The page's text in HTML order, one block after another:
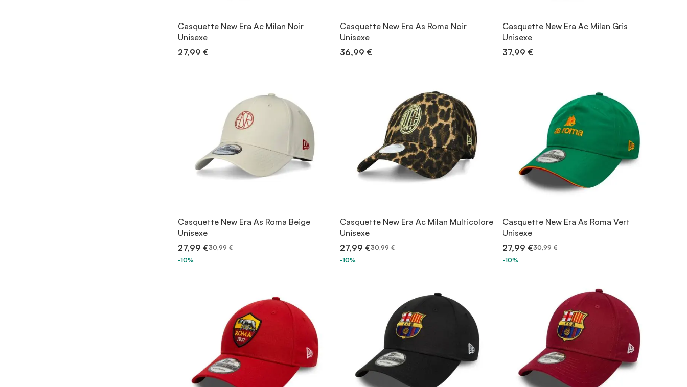
Casquette New Era Ac Milan Noir
Unisexe
27,99 €
Casquette New Era As Roma Noir
Unisexe
36,99 €
Casquette New Era Ac Milan Gris
Unisexe
37,99 €
Casquette New Era As Roma Beige
Unisexe
27,99 €30,99 €
-10%
Casquette New Era Ac Milan Multicolore
Unisexe
27,99 €30,99 €
-10%
Casquette New Era As Roma Vert
Unisexe
27,99 €30,99 €
-10%